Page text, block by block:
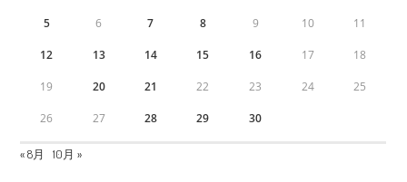
5 6 7 8 9 10 11
12 13 14 15 16 17 18
19 20 21 22 23 24 25
26 27 28 29 30
« 8月 10月 »